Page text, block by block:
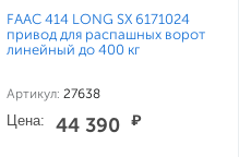
FAAC 414 LONG SX 6171024
привод для распашных ворот
линейный до 400 кг
Артикул: 27638
Цена: 44 390 ₽